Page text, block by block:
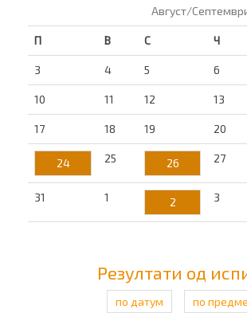
Август/
П В С Ч
3 4 5 6
10 11 12 13
17 18 19 20
24 25 26 27
31 1 2 3
Резултати од
по датум по